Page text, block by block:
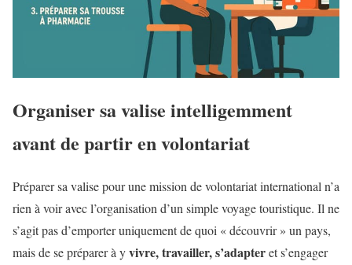
Organiser sa valise intelligemment
avant de partir en volontariat
Préparer sa valise pour une mission de volontariat international n’a
rien à voir avec l’organisation d’un simple voyage touristique. Il ne
s’agit pas d’emporter uniquement de quoi « découvrir » un pays,
mais de se préparer à yvivre, travailler, s’adapteret s’engager